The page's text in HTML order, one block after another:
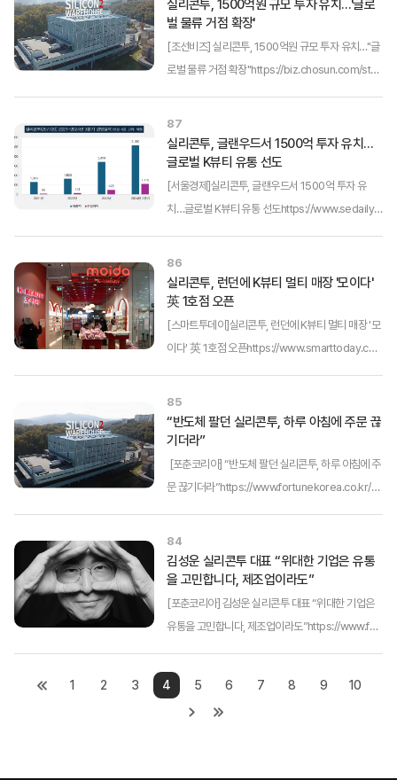
이)글로벌 K뷰티 유통기업인 실리콘...
실리콘투, 1500억원 규모 투자 유치…'글로
벌 물류 거점 확장'
[조선비즈] 실리콘투, 1500억원 규모 투자 유치…"글
로벌 물류 거점 확장"https://biz.chosun.com/sto
utm_medium=original&utm_campaign=biz(링
크를 클릭하면 해당 언론사 원본 기사 내용을 확인할
...
87
실리콘투, 글랜우드서 1500억 투자 유치…
글로벌 K뷰티 유통 선도
[서울경제]실리콘투, 글랜우드서 1500억 투자 유
치…글로벌 K뷰티 유통 선도https://www.sedaily.c
제공: 실리콘투 (출처: 매일 경제) 코스닥 상장사 실리
콘투가 국내 크레디트 ...
86
실리콘투, 런던에 K뷰티 멀티 매장 '모이다'
英 1호점 오픈
[스마트투데이]실리콘투, 런던에 K뷰티 멀티 매장 '모
이다' 英 1호점 오픈https://www.smarttoday.co.
있습니다.)귀하의 브라우저는 html5 video를 지원
하지 않습니다.실리콘투가 영국 런...
85
“반도체 팔던 실리콘투, 하루 아침에 주문 끊
기더라”
[포춘코리아] “반도체 팔던 실리콘투, 하루 아침에 주
문 끊기더라”https://www.fortunekorea.co.kr/n
니다.)‘누가 내 치즈를 옮겼을까?’ 김성운 대표는 한때
국내외 전...
84
김성운 실리콘투 대표 “위대한 기업은 유통
을 고민합니다, 제조업이라도”
[포춘코리아] 김성운 실리콘투 대표 “위대한 기업은
유통을 고민합니다, 제조업이라도”https://www.for
=45318(링크를 클릭하면 해당 언론사 원본 기사 내
용을 확인할 수 있습니다.)한국 사회에서 ‘유통업자’란
멸칭일 때가 잦...
1 2 3 4 5 6 7 8 9 10